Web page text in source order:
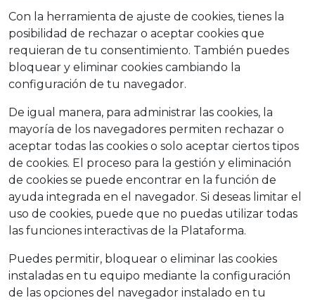
Con la herramienta de ajuste de cookies, tienes la
posibilidad de rechazar o aceptar cookies que
requieran de tu consentimiento. También puedes
bloquear y eliminar cookies cambiando la
configuración de tu navegador.
De igual manera, para administrar las cookies, la
mayoría de los navegadores permiten rechazar o
aceptar todas las cookies o solo aceptar ciertos tipos
de cookies. El proceso para la gestión y eliminación
de cookies se puede encontrar en la función de
ayuda integrada en el navegador. Si deseas limitar el
uso de cookies, puede que no puedas utilizar todas
las funciones interactivas de la Plataforma.
Puedes permitir, bloquear o eliminar las cookies
instaladas en tu equipo mediante la configuración
de las opciones del navegador instalado en tu